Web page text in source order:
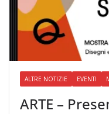
ALTRE NOTIZIE EVENTI
ARTE –